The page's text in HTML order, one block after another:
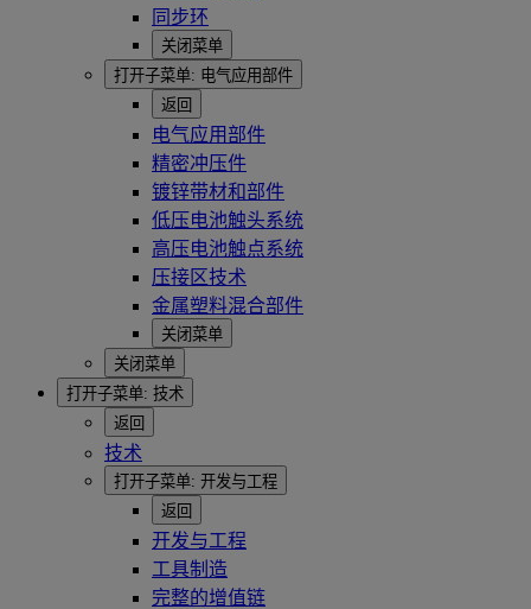
同步环
关闭菜单
打开子菜单: 电气应用部件
返回
电气应用部件
精密冲压件
镀锌带材和部件
低压电池触头系统
高压电池触点系统
压接区技术
金属塑料混合部件
关闭菜单
关闭菜单
打开子菜单: 技术
返回
技术
打开子菜单: 开发与工程
返回
开发与工程
工具制造
完整的增值链